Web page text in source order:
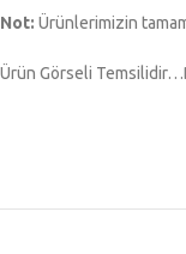
Not: Ürünlerimizin
Ürün Görseli